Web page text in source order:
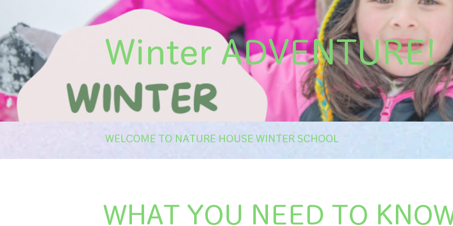
Winter ADVENTURE!
WELCOME TO NATURE HOUSE WINTER SCHOOL
WHAT YOU NEED TO